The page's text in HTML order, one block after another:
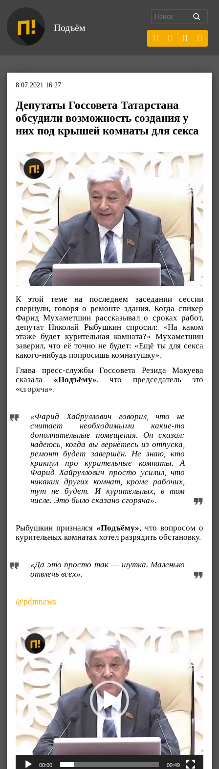
Подъём
8.07.2021 16:27
Депутаты Госсовета Татарстана
обсудили возможность создания у
них под крышей комнаты для секса
К этой теме на последнем заседании сессии
свернули, говоря о ремонте здания. Когда спикер
Фарид Мухаметшин рассказывал о сроках работ,
депутат Николай Рыбушкин спросил: «На каком
этаже будет курительная комната?» Мухаметшин
заверил, что её точно не будет: «Ещё ты для секса
какого-нибудь попросишь комнатушку».
Глава пресс-службы Госсовета Резида Макуева
сказала «Подъёму», что председатель это
«сгоряча».
«Фарид Хайруллович говорил, что не
считает необходимыми какие-то
дополнительные помещения. Он сказал:
надеюсь, когда вы вернётесь из отпуска,
ремонт будет завершён. Не знаю, кто
крикнул про курительные комнаты. А
Фарид Хайруллович просто усилил, что
никаких других комнат, кроме рабочих,
тут не будет. И курительных, в том
числе. Это было сказано сгоряча».
Рыбушкин признался «Подъёму», что вопросом о
курительных комнатах хотел разрядить обстановку.
«Да это просто так — шутка. Маленько
отвлечь всех».
@pdmnews
Видеоплеер
00:00 00:49